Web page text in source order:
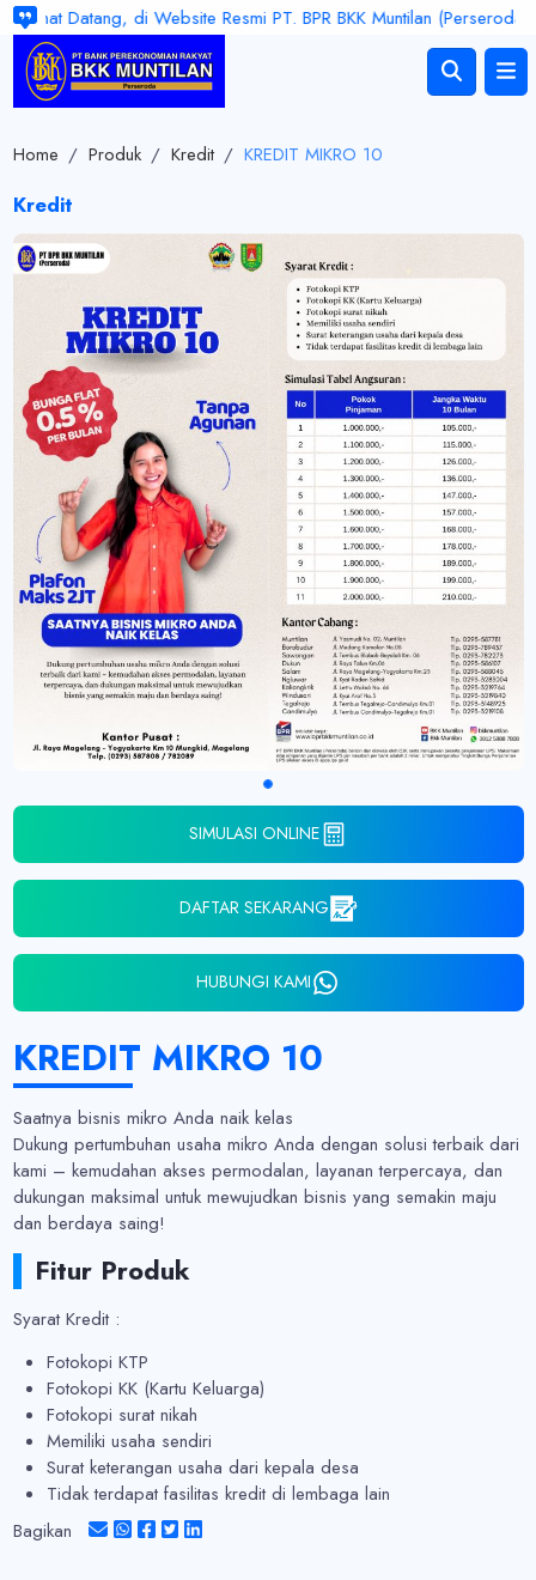
Datang, di Website Resmi PT. BPR BKK Muntilan (Perseroda).
Kredit
Home / Produk / Kredit / KREDIT MIKRO 10
SIMULASI ONLINE
DAFTAR SEKARANG
HUBUNGI KAMI
KREDIT MIKRO 10
Saatnya bisnis mikro Anda naik kelas
Dukung pertumbuhan usaha mikro Anda dengan solusi terbaik dari
kami – kemudahan akses permodalan, layanan terpercaya, dan
dukungan maksimal untuk mewujudkan bisnis yang semakin maju
dan berdaya saing!
Fitur Produk
Syarat Kredit :
Fotokopi KTP
Fotokopi KK (Kartu Keluarga)
Fotokopi surat nikah
Memiliki usaha sendiri
Surat keterangan usaha dari kepala desa
Tidak terdapat fasilitas kredit di lembaga lain
Bagikan